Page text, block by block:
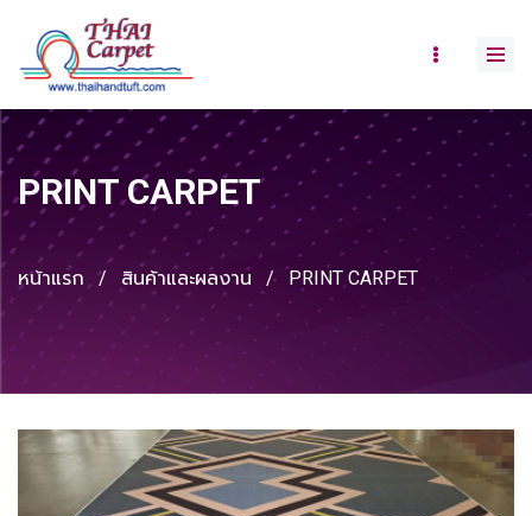
PRINT CARPET
หน้าแรก / สินค้าและผลงาน / PRINT CARPET